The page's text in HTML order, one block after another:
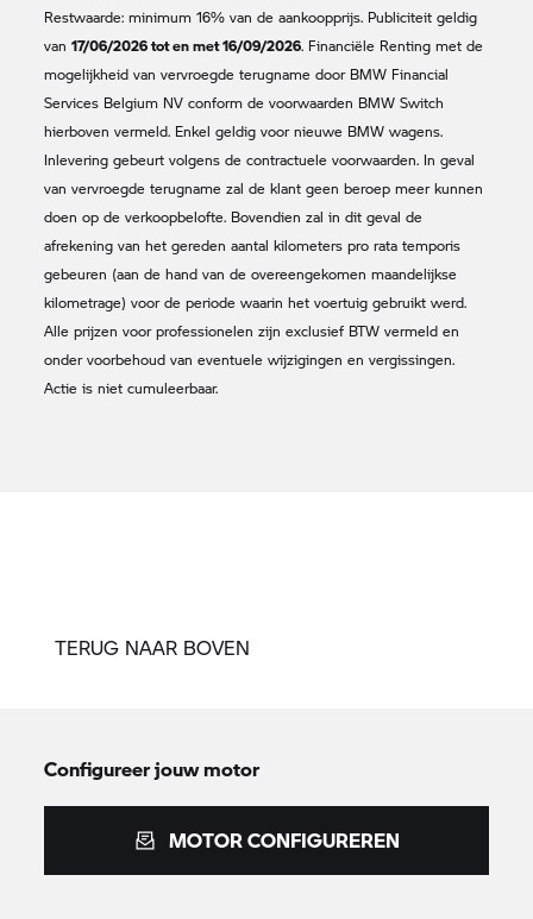
Restwaarde: minimum 16% van de aankoopprijs. Publiciteit geldig
van17/06/2026 tot en met 16/09/2026. Financiële Renting met de
mogelijkheid van vervroegde terugname door BMW Financial
Services Belgium NV conform de voorwaarden BMW Switch
hierboven vermeld. Enkel geldig voor nieuwe BMW wagens.
Inlevering gebeurt volgens de contractuele voorwaarden. In geval
van vervroegde terugname zal de klant geen beroep meer kunnen
doen op de verkoopbelofte. Bovendien zal in dit geval de
afrekening van het gereden aantal kilometers pro rata temporis
gebeuren (aan de hand van de overeengekomen maandelijkse
kilometrage) voor de periode waarin het voertuig gebruikt werd.
Alle prijzen voor professionelen zijn exclusief BTW vermeld en
onder voorbehoud van eventuele wijzigingen en vergissingen.
Actie is niet cumuleerbaar.
TERUG NAAR BOVEN
Configureer jouw motor
MOTOR CONFIGUREREN